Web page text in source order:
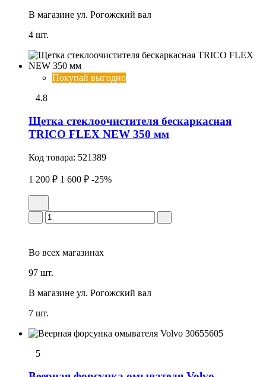
В магазине ул. Рогожский вал
4 шт.
Покупай выгодно
4.8
Щетка стеклоочистителя бескаркасная
TRICO FLEX NEW 350 мм
Код товара: 521389
1 200 ₽ 1 600 ₽ -25%
Во всех магазинах
97 шт.
В магазине ул. Рогожский вал
7 шт.
5